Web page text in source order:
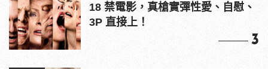
18 禁電影，真槍實彈性愛、自慰、
3P 直接上！
3